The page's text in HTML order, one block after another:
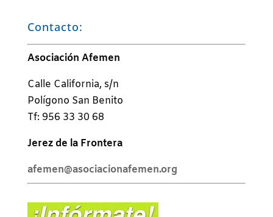
Contacto:
Asociación Afemen
Calle California, s/n
Polígono San Benito
Tf: 956 33 30 68
Jerez de la Frontera
afemen@asociacionafemen.org